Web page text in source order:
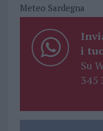
Meteo Sardegna
i
Su
345